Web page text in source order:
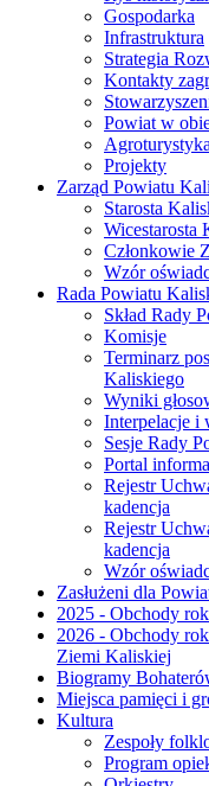
Gospodarka
Infrastruktura
Strategia
Kontakty
Powiat w
Agroturystyka
Projekty
Zarząd Powiatu
Starosta
Wicestarosta
Członkowie
Wzór
Rada Powiatu
Skład Rady
Komisje
Terminarz
Kaliskiego
Wyniki
Interpelacje i
Sesje Rady
Portal
Rejestr
kadencja
Rejestr
kadencja
Wzór
Zasłużeni dla
2025 - Obchody
2026 - Obchody
Ziemi Kaliskiej
Biogramy
Miejsca pamięci i
Kultura
Zespoły
Program